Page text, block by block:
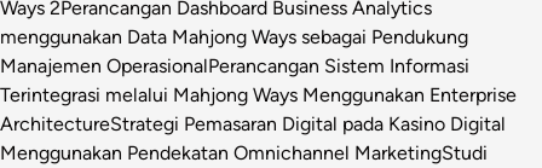
Ways 2Perancangan Dashboard Business Analytics
menggunakan Data Mahjong Ways sebagai Pendukung
Manajemen OperasionalPerancangan Sistem Informasi
Terintegrasi melalui Mahjong Ways Menggunakan Enterprise
ArchitectureStrategi Pemasaran Digital pada Kasino Digital
Menggunakan Pendekatan Omnichannel MarketingStudi